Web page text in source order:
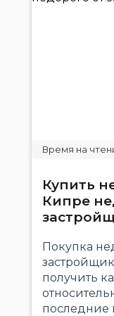
Купить
Кипре
Покупка
получить
последние